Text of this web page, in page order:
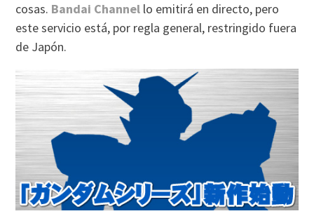
cosas. Bandai Channel lo emitirá en directo, pero
este servicio está, por regla general, restringido fuera
de Japón.